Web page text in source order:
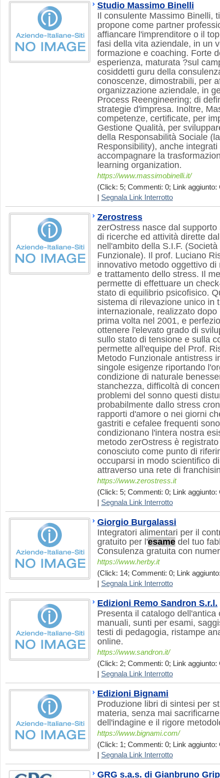
Studio Massimo Binelli
Il consulente Massimo Binelli,
propone come partner
affiancare l'imprenditore o il
fasi della vita aziendale, in un
formazione e coaching. Forte
esperienza, maturata ?sul
cosiddetti guru della
conoscenze, dimostrabili, per
organizzazione aziendale, in
Process Reengineering; di
strategie d'impresa. Inoltre,
competenze, certificate, per
Gestione Qualità, per
della Responsabilità Sociale
Responsibility), anche
accompagnare la
learning organization.
https://www.massimobinelli.it/
(Click: 5; Commenti: 0; Link aggiunto:
Segnala Link Interrotto
Zerostress
zerOstress nasce dal
di ricerche ed attività dirette
nell'ambito della S.I.F.
Funzionale). Il prof. Luciano
innovativo metodo oggettivo
e trattamento dello stress. Il
permette di effettuare un
stato di equilibrio psicofisico.
sistema di rilevazione unico in
internazionale, realizzato
prima volta nel 2001, e
ottenere l'elevato grado di
sullo stato di tensione e sulla
permette all'equipe del Prof.
Metodo Funzionale antistress
singole esigenze riportando
condizione di naturale
stanchezza, difficoltà di
problemi del sonno questi
probabilmente dallo stress
rapporti d'amore o nei giorni
gastriti e cefalee frequenti
condizionano l'intera nostra
metodo zerOstress è
conosciuto come punto di
occuparsi in modo scientifico
attraverso una rete di
https://www.zerostress.it
(Click: 5; Commenti: 0; Link aggiunto:
Segnala Link Interrotto
Giorgio Burgalassi
Integratori alimentari per il
gratuito per l'esame del tuo
Consulenza gratuita con
https://www.herby.it
(Click: 14; Commenti: 0; Link
Segnala Link Interrotto
Edizioni Remo Sandron S.r.l.
Presenta il catalogo
manuali, sunti per esami,
testi di pedagogia, ristampe
online.
https://www.sandron.it/
(Click: 2; Commenti: 0; Link aggiunto:
Segnala Link Interrotto
Edizioni Bignami
Produzione libri di sintesi per
materia, senza mai
dell'indagine e il rigore
https://www.bignami.com/
(Click: 1; Commenti: 0; Link aggiunto:
Segnala Link Interrotto
GRG s.a.s. di Gianbruno